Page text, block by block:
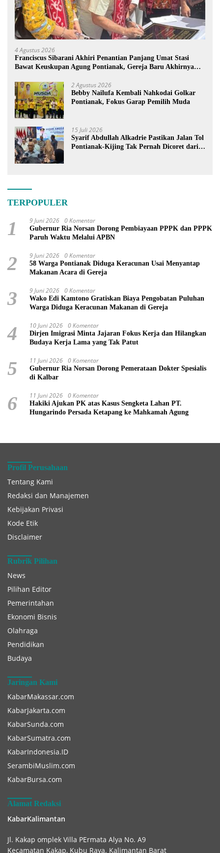
4 Agustus 2026
Franciscus Sibarani Akhiri Penantian Panjang Umat Stasi
Bawat Keuskupan Agung Pontianak, Gereja Baru Akhirnya
2 Agustus 2026
Bebby Nailufa Kembali Nahkodai Golkar
Pontianak, Fokus Garap Pemilih Muda
15 Juli 2026
Syarif Abdullah Alkadrie Pastikan Jalan Tol
Pontianak-Kijing Tak Pernah Dicoret dari
TERPOPULER
1 9 Juni 2026 0 Komentar
Gubernur Ria Norsan Dorong Pembiayaan PPPK dan PPPK
Paruh Waktu Melalui APBN
2 9 Juni 2026 0 Komentar
58 Warga Pontianak Diduga Keracunan Usai Menyantap
Makanan Acara di Gereja
3 9 Juni 2026 0 Komentar
Wako Edi Kamtono Gratiskan Biaya Pengobatan Puluhan
Warga Diduga Keracunan Makanan di Gereja
4 10 Juni 2026 0 Komentar
Dirjen Imigrasi Minta Jajaran Fokus Kerja dan Hilangkan
Budaya Kerja Lama yang Tak Patut
5 11 Juni 2026 0 Komentar
Gubernur Ria Norsan Dorong Pemerataan Dokter Spesialis
di Kalbar
6 11 Juni 2026 0 Komentar
Hakiki Ajukan PK atas Kasus Sengketa Lahan PT.
Hungarindo Persada Ketapang ke Mahkamah Agung
Profil Perusahaan
Tentang Kami
Redaksi dan Manajemen
Kebijakan Privasi
Kode Etik
Disclaimer
Rubrik Pilihan
News
Pilihan Editor
Pemerintahan
Ekonomi Bisnis
Olahraga
Pendidikan
Budaya
Jaringan Kami
KabarMakassar.com
KabarJakarta.com
KabarSunda.com
KabarSumatra.com
KabarIndonesia.ID
SerambiMuslim.com
KabarBursa.com
Alamat Redaksi
KabarKalimantan
Jl. Kakap omplek Villa PErmata Alya No. A9
Kecamatan Kakap, Kubu Raya. Kalimantan Barat